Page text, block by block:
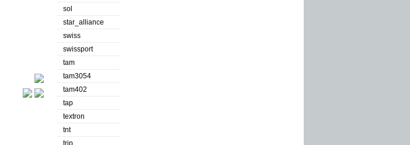
sol
star_alliance
swiss
swissport
tam
tam3054
tam402
tap
textron
tnt
trip